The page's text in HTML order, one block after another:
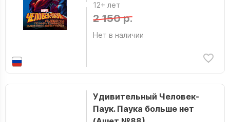
12+ лет
2 150 р.
Нет в наличии
Удивительный Человек-
Паук. Паука больше нет